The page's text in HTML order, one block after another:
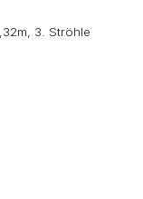
3. Ströhle